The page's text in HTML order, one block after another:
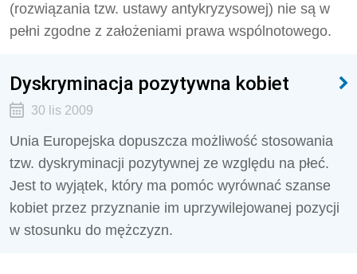
(rozwiązania tzw. ustawy antykryzysowej) nie są w
pełni zgodne z założeniami prawa wspólnotowego.
Dyskryminacja pozytywna kobiet
30 lis 2009
Unia Europejska dopuszcza możliwość stosowania
tzw. dyskryminacji pozytywnej ze względu na płeć.
Jest to wyjątek, który ma pomóc wyrównać szanse
kobiet przez przyznanie im uprzywilejowanej pozycji
w stosunku do mężczyzn.